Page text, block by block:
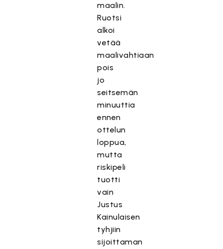
maalin.
Ruotsi
alkoi
vetää
maalivahtiaan
pois
jo
seitsemän
minuuttia
ennen
ottelun
loppua,
mutta
riskipeli
tuotti
vain
Justus
Kainulaisen
tyhjiin
sijoittaman